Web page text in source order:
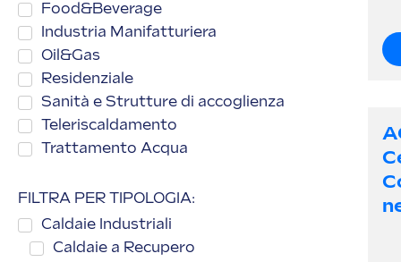
Food&Beverage
Industria Manifatturiera
Oil&Gas
Residenziale
Sanità e Strutture di accoglienza
Teleriscaldamento
Trattamento Acqua
FILTRA PER TIPOLOGIA:
Caldaie Industriali
Caldaie a Recupero